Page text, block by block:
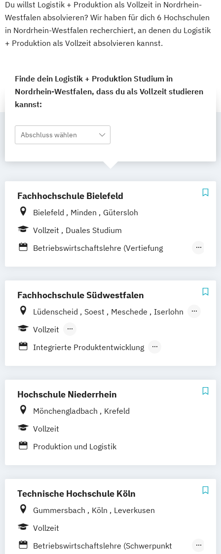
Du willst Logistik + Produktion als Vollzeit in Nordrhein-
Westfalen absolvieren? Wir haben für dich 6 Hochschulen
in Nordrhein-Westfalen recherchiert, an denen du Logistik
+ Produktion als Vollzeit absolvieren kannst.
Finde dein Logistik + Produktion Studium in
Nordrhein-Westfalen, dass du als Vollzeit studieren
kannst:
Abschluss wählen
Fachhochschule Bielefeld
Bielefeld Minden
Gütersloh
Vollzeit
Duales Studium
Betriebswirtschaftslehre (Vertiefung
Infrastrukturmanagement
Fachhochschule Südwestfalen
Lüdenscheid Soest Meschede
Iserlohn
Hagen
Vollzeit
Berufsbegleitendes Präsenzstudium
Integrierte Produktentwicklung
Wirtschaftsingenieurwesen
Hochschule Niederrhein
Mönchengladbach
Krefeld
Vollzeit
Produktion und Logistik
Technische Hochschule Köln
Gummersbach Köln
Leverkusen
Vollzeit
Betriebswirtschaftslehre (Schwerpunkt